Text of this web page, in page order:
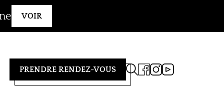
VOIR
PRENDRE RENDEZ-VOUS